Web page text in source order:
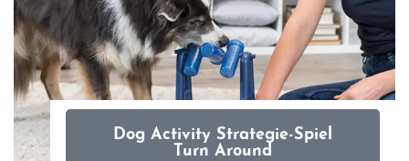
Dog Activity Strategie-Spiel
Turn Around